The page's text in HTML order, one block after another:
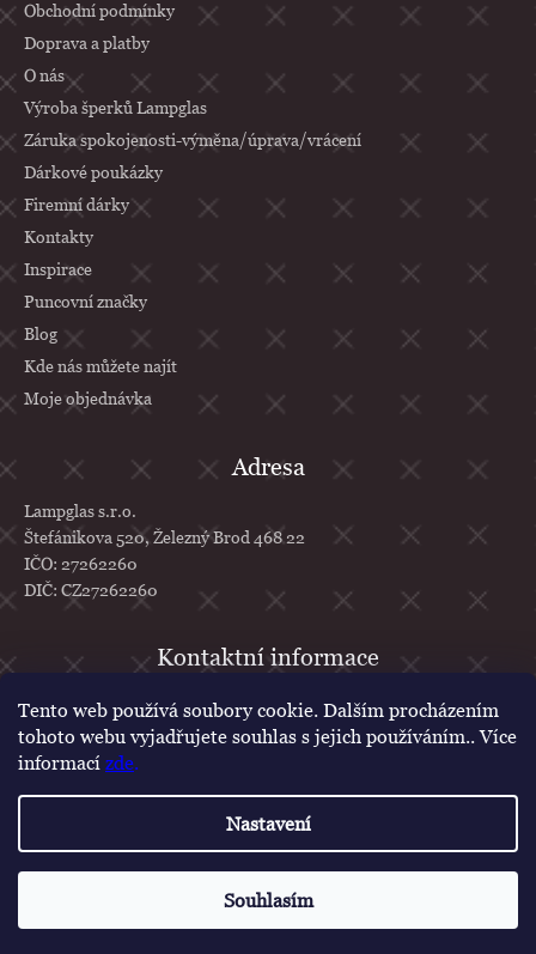
Tento web používá soubory cookie. Dalším procházením
tohoto webu vyjadřujete souhlas s jejich používáním.. Více
informací zde.
Nastavení
Souhlasím
a
í
Obchodní podmínky
Doprava a platby
O nás
Výroba šperků Lampglas
Záruka spokojenosti-výměna/úprava/vrácení
Dárkové poukázky
Firemní dárky
Kontakty
Inspirace
Puncovní značky
Blog
Kde nás můžete najít
Moje objednávka
Adresa
Lampglas s.r.o.
Štefánikova 520, Železný Brod 468 22
IČO: 27262260
DIČ: CZ27262260
info@lampglas.cz
+420 777 610 707
lampglascz
. Všechna práva vyhrazena.
Poukázka na první nákup